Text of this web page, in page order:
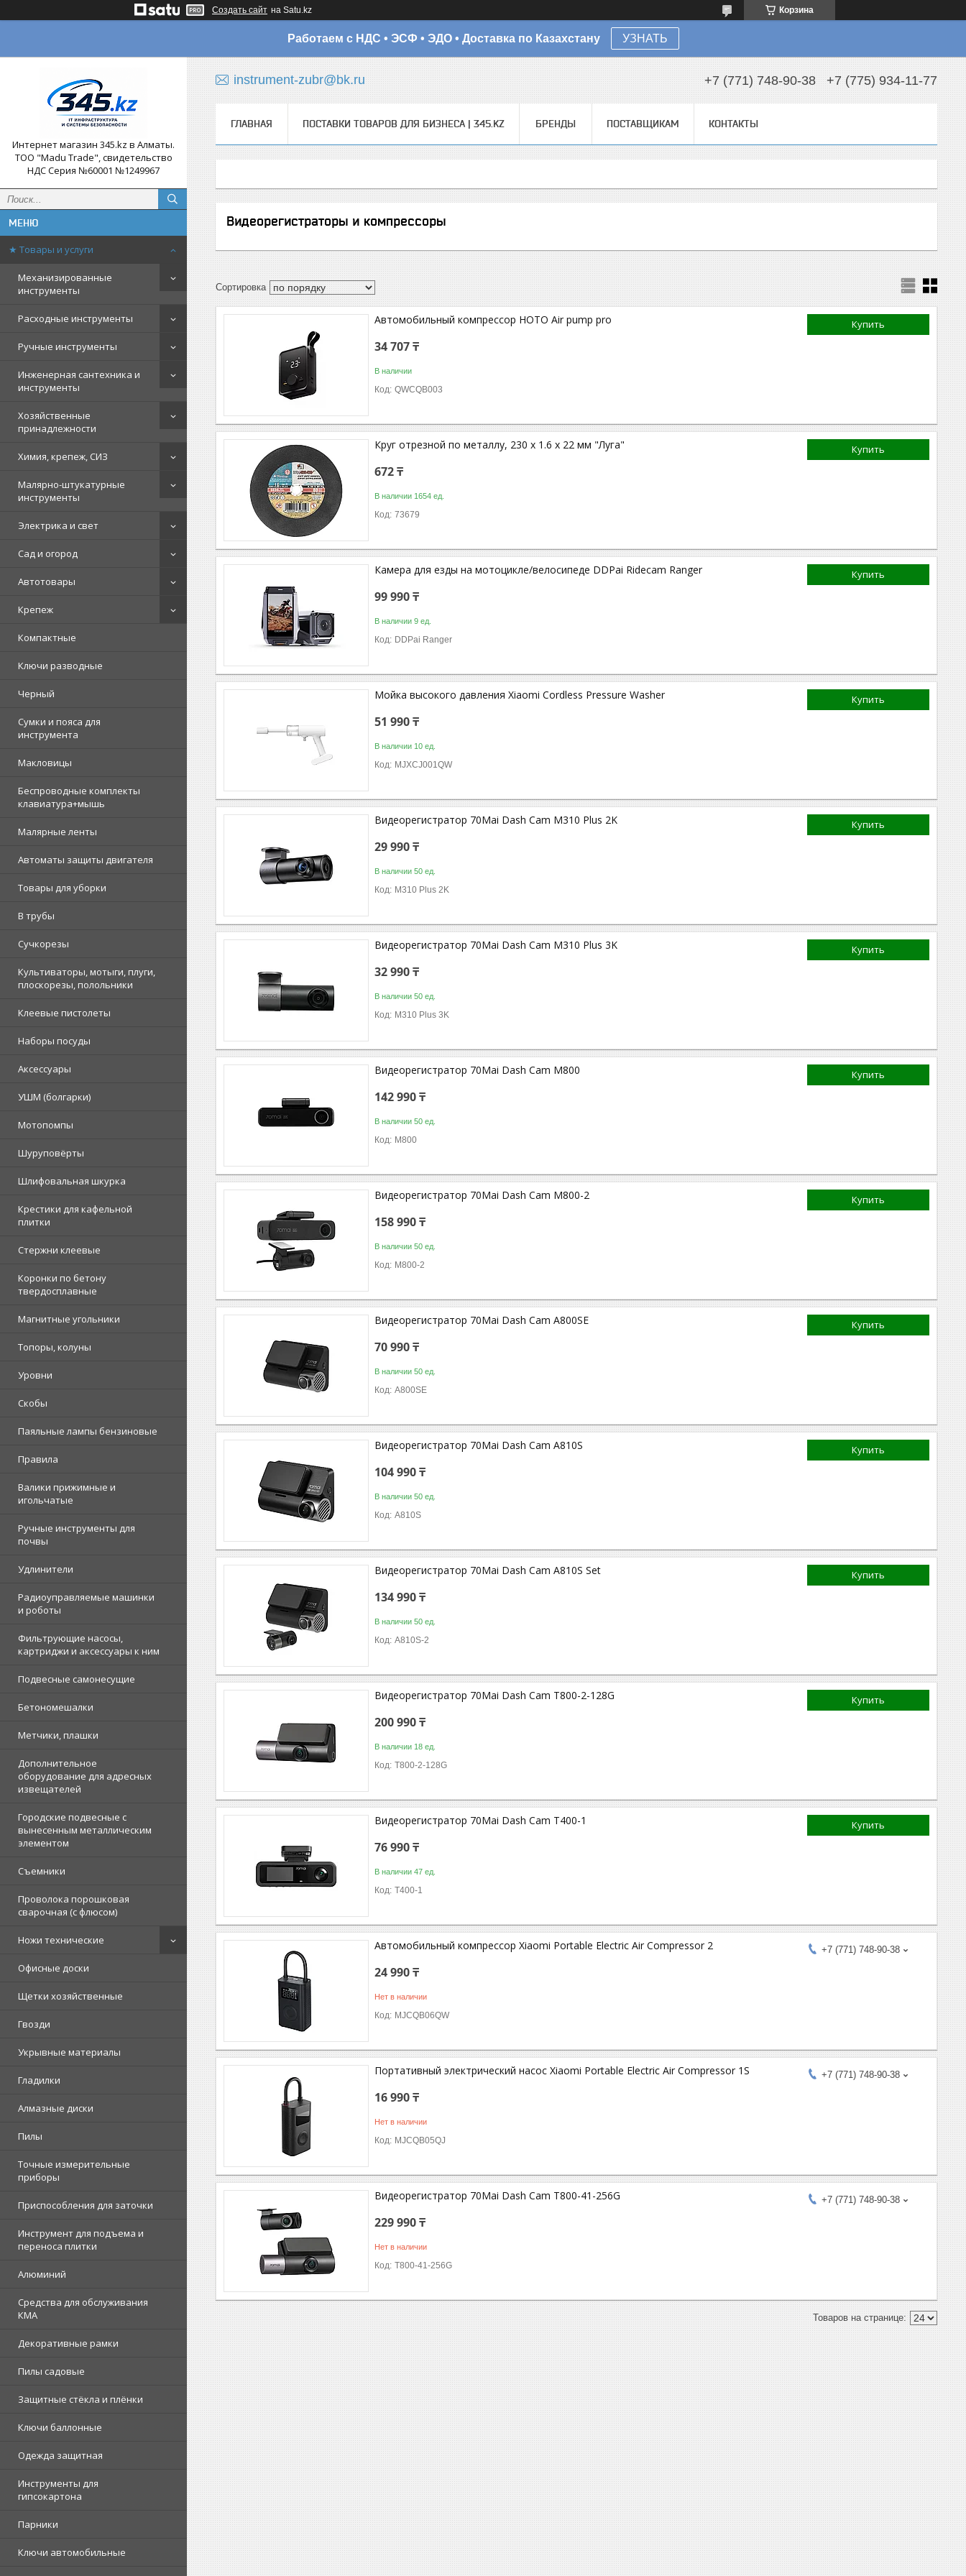
Создать сайт на Satu.kz Корзина
Работаем с НДС • ЭСФ • ЭДО • Доставка по Казахстану УЗНАТЬ
Интернет магазин 345.kz в Алматы.
ТОО "Madu Trade", свидетельство
НДС Серия №60001 №1249967
★ Товары и услуги
Механизированные
инструменты
Расходные инструменты
Ручные инструменты
Инженерная сантехника и
инструменты
Хозяйственные
принадлежности
Химия, крепеж, СИЗ
Малярно-штукатурные
инструменты
Электрика и свет
Сад и огород
Автотовары
Крепеж
Компактные
Ключи разводные
Черный
Сумки и пояса для
инструмента
Макловицы
Беспроводные комплекты
клавиатура+мышь
Малярные ленты
Автоматы защиты двигателя
Товары для уборки
В трубы
Сучкорезы
Культиваторы, мотыги, плуги,
плоскорезы, полольники
Клеевые пистолеты
Наборы посуды
Аксессуары
УШМ (болгарки)
Мотопомпы
Шуруповёрты
Шлифовальная шкурка
Крестики для кафельной
плитки
Стержни клеевые
Коронки по бетону
твердосплавные
Магнитные угольники
Топоры, колуны
Уровни
Скобы
Паяльные лампы бензиновые
Правила
Валики прижимные и
игольчатые
Ручные инструменты для
почвы
Удлинители
Радиоуправляемые машинки
и роботы
Фильтрующие насосы,
картриджи и аксессуары к ним
Подвесные самонесущие
Бетономешалки
Метчики, плашки
Дополнительное
оборудование для адресных
извещателей
Городские подвесные с
вынесенным металлическим
элементом
Съемники
Проволока порошковая
сварочная (с флюсом)
Ножи технические
Офисные доски
Щетки хозяйственные
Гвозди
Укрывные материалы
Гладилки
Алмазные диски
Пилы
Точные измерительные
приборы
Приспособления для заточки
Инструмент для подъема и
переноса плитки
Алюминий
Средства для обслуживания
КМА
Декоративные рамки
Пилы садовые
Защитные стёкла и плёнки
Ключи баллонные
Одежда защитная
Инструменты для
гипсокартона
Парники
Ключи автомобильные
instrument-zubr@bk.ru +7 (771) 748-90-38 +7 (775) 934-11-77
ГЛАВНАЯ ПОСТАВКИ ТОВАРОВ ДЛЯ БИЗНЕСА | 345.KZ БРЕНДЫ ПОСТАВЩИКАМ КОНТАКТЫ
Видеорегистраторы и компрессоры
Купить
Автомобильный компрессор HOTO Air pump pro
34 707 ₸
В наличии
QWCQB003
Купить
Круг отрезной по металлу, 230 х 1.6 х 22 мм "Луга"
672 ₸
В наличии 1654 ед.
73679
Купить
Камера для езды на мотоцикле/велосипеде DDPai Ridecam Ranger
99 990 ₸
В наличии 9 ед.
DDPai Ranger
Купить
Мойка высокого давления Xiaomi Cordless Pressure Washer
51 990 ₸
В наличии 10 ед.
MJXCJ001QW
Купить
Видеорегистратор 70Mai Dash Cam M310 Plus 2K
29 990 ₸
В наличии 50 ед.
M310 Plus 2K
Купить
Видеорегистратор 70Mai Dash Cam M310 Plus 3K
32 990 ₸
В наличии 50 ед.
M310 Plus 3K
Купить
Видеорегистратор 70Mai Dash Cam M800
142 990 ₸
В наличии 50 ед.
M800
Купить
Видеорегистратор 70Mai Dash Cam M800-2
158 990 ₸
В наличии 50 ед.
M800-2
Купить
Видеорегистратор 70Mai Dash Cam A800SE
70 990 ₸
В наличии 50 ед.
A800SE
Купить
Видеорегистратор 70Mai Dash Cam A810S
104 990 ₸
В наличии 50 ед.
A810S
Купить
Видеорегистратор 70Mai Dash Cam A810S Set
134 990 ₸
В наличии 50 ед.
A810S-2
Купить
Видеорегистратор 70Mai Dash Cam T800-2-128G
200 990 ₸
В наличии 18 ед.
T800-2-128G
Купить
Видеорегистратор 70Mai Dash Cam T400-1
76 990 ₸
В наличии 47 ед.
T400-1
+7 (771) 748-90-38
Автомобильный компрессор Xiaomi Portable Electric Air Compressor 2
24 990 ₸
Нет в наличии
MJCQB06QW
+7 (771) 748-90-38
Портативный электрический насос Xiaomi Portable Electric Air Compressor 1S
16 990 ₸
Нет в наличии
MJCQB05QJ
+7 (771) 748-90-38
Видеорегистратор 70Mai Dash Cam T800-41-256G
229 990 ₸
Нет в наличии
T800-41-256G